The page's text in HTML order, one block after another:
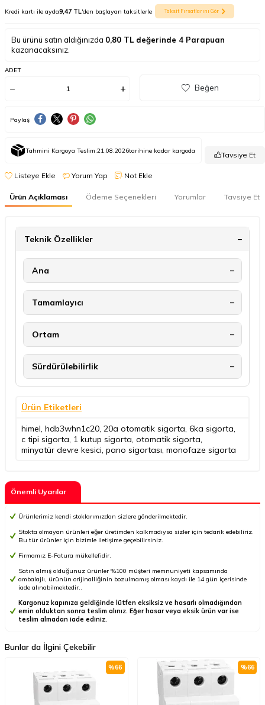
Kredi kartı ile ayda9,47 TL'den başlayan taksitlerle Taksit Fırsatlarını Gör
Bu ürünü satın aldığınızda 0,80 TL değerinde 4 Parapuan
kazanacaksınız.
ADET
Beğen
Paylaş
Tahmini Kargoya Teslim:21.08.2026tarihine kadar kargoda Tavsiye Et
Listeye Ekle Yorum Yap Not Ekle
Ürün Açıklaması Ödeme Seçenekleri Yorumlar Tavsiye Et
Teknik Özellikler
Ana
Tamamlayıcı
Ortam
Sürdürülebilirlik
Ürün Etiketleri
himel, hdb3whn1c20, 20a otomatik sigorta, 6ka sigorta,
c tipi sigorta, 1 kutup sigorta, otomatik sigorta,
minyatür devre kesici, pano sigortası, monofaze sigorta
Önemli Uyarılar
Ürünlerimiz kendi stoklarımızdan sizlere gönderilmektedir.
Stokta olmayan ürünleri eğer üretimden kalkmadıysa sizler için tedarik edebiliriz.
Bu tür ürünler için bizimle iletişime geçebilirsiniz.
Firmamız E-Fatura mükellefidir.
Satın almış olduğunuz ürünler %100 müşteri memnuniyeti kapsamında
ambalajlı, ürünün orijinalliğinin bozulmamış olması kaydı ile 14 gün içerisinde
iade alınabilmektedir..
Kargonuz kapınıza geldiğinde lütfen eksiksiz ve hasarlı olmadığından
emin olduktan sonra teslim alınız. Eğer hasar veya eksik ürün var ise
teslim almadan iade ediniz.
Bunlar da İlgini Çekebilir
%66 %66